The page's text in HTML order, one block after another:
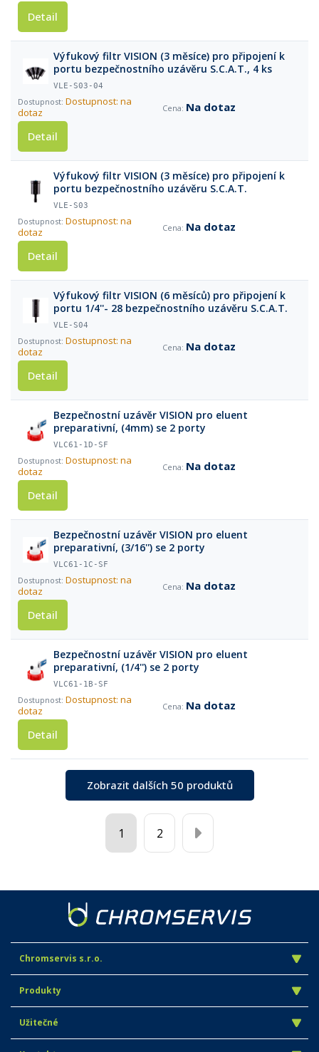
Detail
Výfukový filtr VISION (3 měsíce) pro připojení k
portu bezpečnostního uzávěru S.C.A.T., 4 ks
VLE-S03-04
Dostupnost: na
dotaz
Na dotaz
Detail
Výfukový filtr VISION (3 měsíce) pro připojení k
portu bezpečnostního uzávěru S.C.A.T.
VLE-S03
Dostupnost: na
dotaz
Na dotaz
Detail
Výfukový filtr VISION (6 měsíců) pro připojení k
portu 1/4''- 28 bezpečnostního uzávěru S.C.A.T.
VLE-S04
Dostupnost: na
dotaz
Na dotaz
Detail
Bezpečnostní uzávěr VISION pro eluent
preparativní, (4mm) se 2 porty
VLC61-1D-SF
Dostupnost: na
dotaz
Na dotaz
Detail
Bezpečnostní uzávěr VISION pro eluent
preparativní, (3/16'') se 2 porty
VLC61-1C-SF
Dostupnost: na
dotaz
Na dotaz
Detail
Bezpečnostní uzávěr VISION pro eluent
preparativní, (1/4'') se 2 porty
VLC61-1B-SF
Dostupnost: na
dotaz
Na dotaz
Detail
Zobrazit dalších 50 produktů
1 2
Chromservis s.r.o.
Produkty
Užitečné